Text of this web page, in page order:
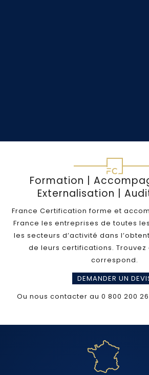
Formation |
Externalisation |
France Certification forme et
France les entreprises de toutes
les secteurs d’activité dans
de leurs certifications. Trouvez
correspond.
DEMANDER UN
Ou nous contacter au 0 800 200